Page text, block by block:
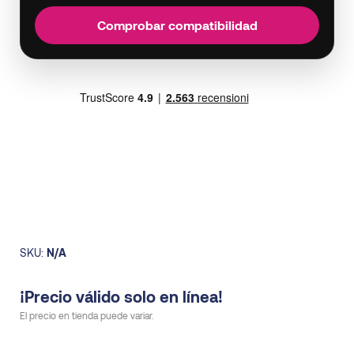
Comprobar compatibilidad
SKU: N/A
¡Precio válido solo en línea!
El precio en tienda puede variar.